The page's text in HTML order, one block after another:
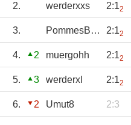
2. werderxxs 2:12
3. PommesBratzek 2:12
4. 2 muergohh 2:12
5. 3 werderxl 2:12
6. 2 Umut8 2:3